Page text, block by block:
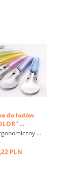
do lodów
...
...
PLN